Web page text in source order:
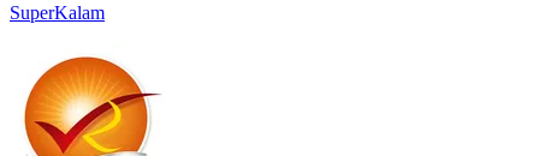
SuperKalam